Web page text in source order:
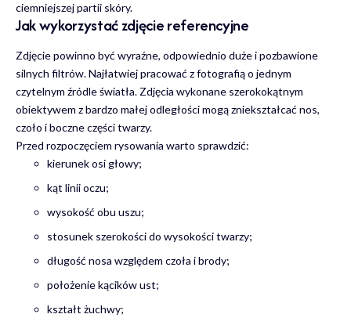
ciemniejszej partii skóry.
Jak wykorzystać zdjęcie referencyjne
Zdjęcie powinno być wyraźne, odpowiednio duże i pozbawione
silnych filtrów. Najłatwiej pracować z fotografią o jednym
czytelnym źródle światła. Zdjęcia wykonane szerokokątnym
obiektywem z bardzo małej odległości mogą zniekształcać nos,
czoło i boczne części twarzy.
Przed rozpoczęciem rysowania warto sprawdzić:
kierunek osi głowy;
kąt linii oczu;
wysokość obu uszu;
stosunek szerokości do wysokości twarzy;
długość nosa względem czoła i brody;
położenie kącików ust;
kształt żuchwy;